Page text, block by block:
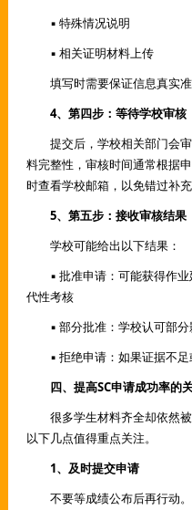
▪ 特殊情况说明
▪ 相关证明材料上传
填写时需要保证信息真实准
4、第四步：等待学校审核
提交后，学校相关部门会
料完整性，审核时间通常根据
时查看学校邮箱，以免错过补充
5、第五步：接收审核结果
学校可能给出以下结果：
▪ 批准申请：可能获得作
代性考核
▪ 部分批准：学校认可部分
▪ 拒绝申请：如果证据不
四、提高SC申请成功率的
很多学生材料齐全却依然
以下几点值得重点关注。
1、及时提交申请
不要等成绩公布后再行动